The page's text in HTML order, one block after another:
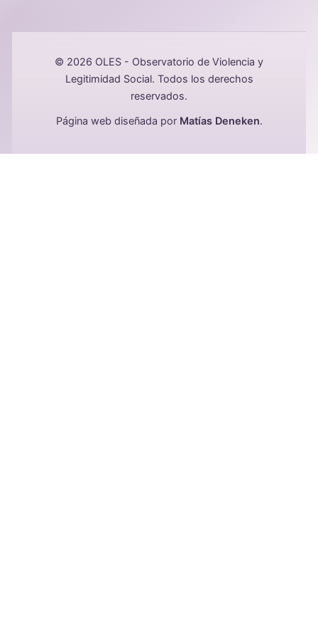
© 2026 OLES - Observatorio de Violencia y
Legitimidad Social. Todos los derechos
reservados.
Página web diseñada por Matías Deneken.